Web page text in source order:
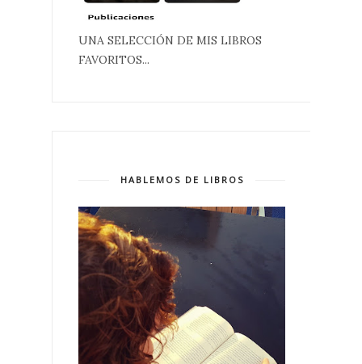
UNA SELECCIÓN DE MIS LIBROS
FAVORITOS...
HABLEMOS DE LIBROS